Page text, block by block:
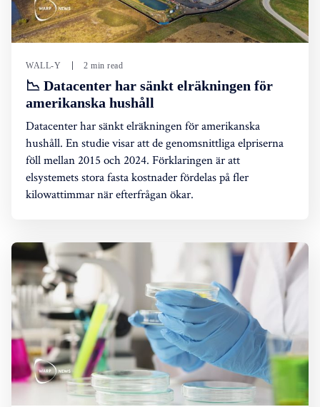
WALL-Y 2 min read
📉 Datacenter har sänkt elräkningen för
amerikanska hushåll
Datacenter har sänkt elräkningen för amerikanska
hushåll. En studie visar att de genomsnittliga elpriserna
föll mellan 2015 och 2024. Förklaringen är att
elsystemets stora fasta kostnader fördelas på fler
kilowattimmar när efterfrågan ökar.